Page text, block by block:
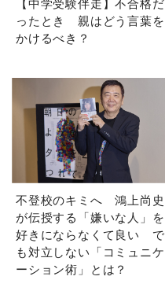
ったとき 親はどう言葉を
かけるべき？
不登校のキミへ 鴻上尚史
が伝授する「嫌いな人」を
好きにならなくて良い で
も対立しない「コミュニケ
ーション術」とは？